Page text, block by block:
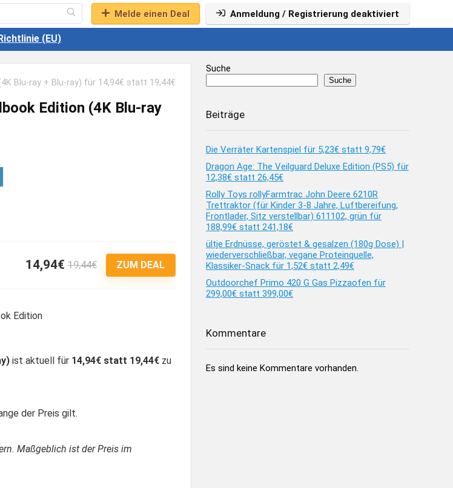
Melde einen Deal
Anmeldung / Registrierung deaktiviert
(EU)
Blu-ray + Blu-ray) für 14,94€ statt 19,44€
Edition (4K Blu-ray
14,94€ 19,44€ ZUM DEAL
ist aktuell für 14,94€ statt 19,44€ zu
der Preis gilt.
Maßgeblich ist der Preis im
Suche
Suche
Beiträge
Die Verräter Kartenspiel für 5,23€ statt 9,79€
Dragon Age: The Veilguard Deluxe Edition (PS5) für
12,38€ statt 26,45€
Rolly Toys rollyFarmtrac John Deere 6210R
Trettraktor (für Kinder 3-8 Jahre, Luftbereifung,
Frontlader, Sitz verstellbar) 611102, grün für
188,99€ statt 241,18€
ültje Erdnüsse, geröstet & gesalzen (180g Dose) |
wiederverschließbar, vegane Proteinquelle,
Klassiker-Snack für 1,52€ statt 2,49€
Outdoorchef Primo 420 G Gas Pizzaofen für
299,00€ statt 399,00€
Kommentare
Es sind keine Kommentare vorhanden.